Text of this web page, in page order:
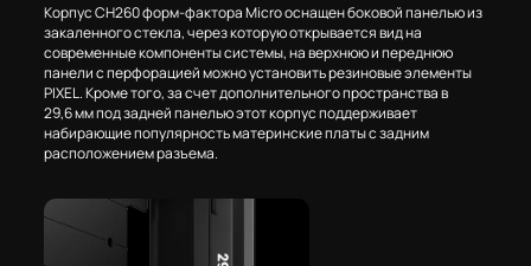
Корпус CH260 форм-фактора Micro оснащен боковой панелью из
закаленного стекла, через которую открывается вид на
современные компоненты системы, на верхнюю и переднюю
панели с перфорацией можно установить резиновые элементы
PIXEL. Кроме того, за счет дополнительного пространства в
29,6 мм под задней панелью этот корпус поддерживает
набирающие популярность материнские платы с задним
расположением разъема.